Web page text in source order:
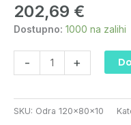
202,69 €
Dostupno: 1000 na zalihi
-
izljev)
količina
+
SKU: Odra 120x80x10